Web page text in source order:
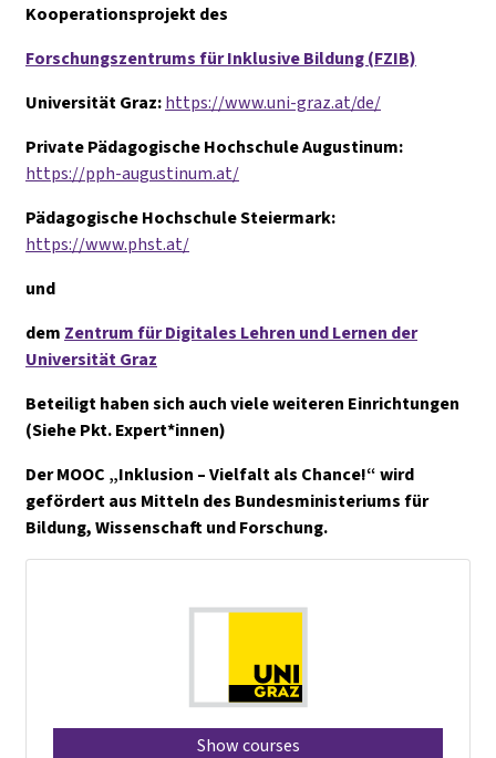
Kooperationsprojekt des
Forschungszentrums für Inklusive Bildung (FZIB)
Universität Graz:https://www.uni-graz.at/de/
Private Pädagogische Hochschule Augustinum:
https://pph-augustinum.at/
Pädagogische Hochschule Steiermark:
https://www.phst.at/
und
dem Zentrum für Digitales Lehren und Lernen der
Universität Graz
Beteiligt haben sich auch viele weiteren Einrichtungen
(Siehe Pkt. Expert*innen)
Der MOOC „Inklusion – Vielfalt als Chance!“ wird
gefördert aus Mitteln des Bundesministeriums für
Bildung, Wissenschaft und Forschung.
Show courses